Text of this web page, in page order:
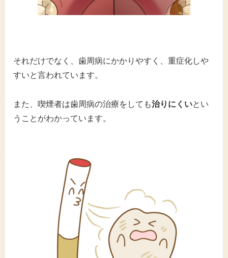
それだけでなく、歯周病にかかりやすく、重症化しや
すいと言われています。
また、喫煙者は歯周病の治療をしても治りにくいとい
うことがわかっています。